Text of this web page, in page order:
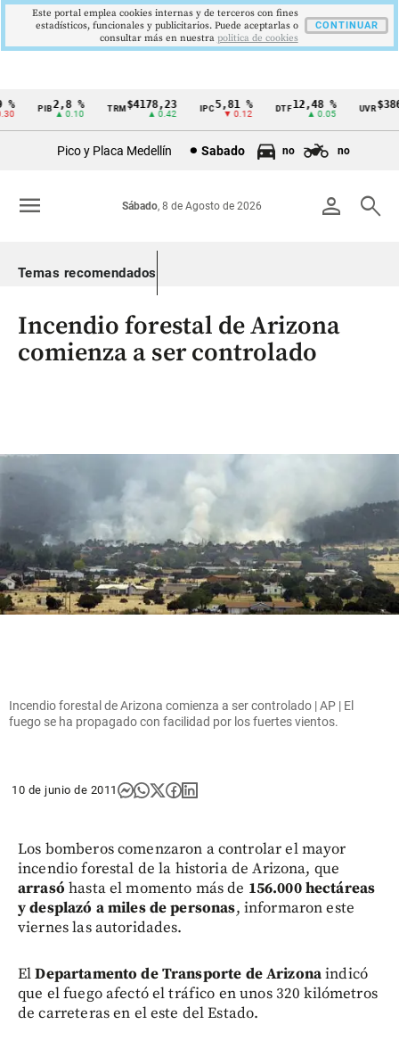
Cintillo
Colombia
PIB2,8 %
▲ 0.10
TRM$4178,23
▲ 0.42
5,81 %
▼ 0.12
DTF12,48 %
▲ 0.05
UVR
Pico y Placa Medellín Sabado no no
person search
Sábado, 8 de Agosto de 2026
menu
Temas recomendados
Incendio forestal de Arizona
comienza a ser controlado
Incendio forestal de Arizona comienza a ser controlado | AP | El
fuego se ha propagado con facilidad por los fuertes vientos.
10 de junio de 2011
Los bomberos comenzaron a controlar el mayor
incendio forestal de la historia de Arizona, que
arrasó hasta el momento más de 156.000 hectáreas
y desplazó a miles de personas, informaron este
viernes las autoridades.
ElDepartamento de Transporte de Arizonaindicó
que el fuego afectó el tráfico en unos 320 kilómetros
de carreteras en el este del Estado.
Este portal emplea cookies internas y de terceros con fines
estadísticos, funcionales y publicitarios. Puede aceptarlas o
consultar más en nuestra politica de cookies
CONTINUAR